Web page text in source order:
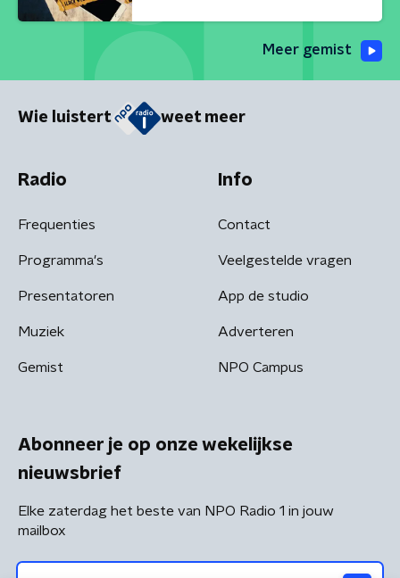
Meer gemist
Wie luistert weet meer
Radio
Frequenties
Programma's
Presentatoren
Muziek
Gemist
Info
Contact
Veelgestelde vragen
App de studio
Adverteren
NPO Campus
Abonneer je op onze wekelijkse
nieuwsbrief
Elke zaterdag het beste van NPO Radio 1 in jouw
mailbox